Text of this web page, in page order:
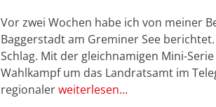
Vor zwei Wochen habe ich von meiner
Baggerstadt am Greminer See
Schlag. Mit der gleichnamigen Mini-
Wahlkampf um das Landratsamt im
regionalerweiterlesen…